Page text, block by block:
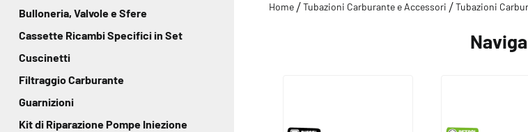
Home Tubazioni Carburante e Accessori Tubazioni
Bulloneria, Valvole e Sfere
Cassette Ricambi Specifici in Set
Cuscinetti
Filtraggio Carburante
Guarnizioni
Kit di Riparazione Pompe Iniezione